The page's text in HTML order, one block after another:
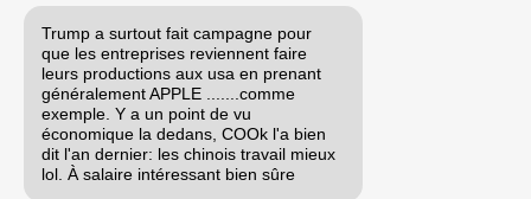
Trump a surtout fait campagne pour
que les entreprises reviennent faire
leurs productions aux usa en prenant
généralement APPLE .......comme
exemple. Y a un point de vu
économique la dedans, COOk l'a bien
dit l'an dernier: les chinois travail mieux
lol. À salaire intéressant bien sûre